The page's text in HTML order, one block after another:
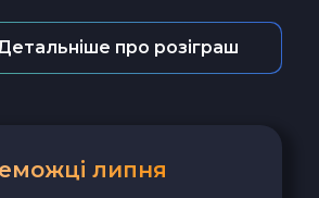
про розіграш
липня